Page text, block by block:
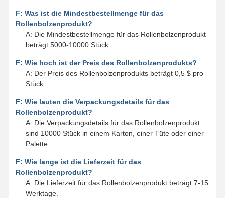
F: Was ist die Mindestbestellmenge für das
Rollenbolzenprodukt?
A: Die Mindestbestellmenge für das Rollenbolzenprodukt
beträgt 5000-10000 Stück.
F: Wie hoch ist der Preis des Rollenbolzenprodukts?
A: Der Preis des Rollenbolzenprodukts beträgt 0,5 $ pro
Stück.
F: Wie lauten die Verpackungsdetails für das
Rollenbolzenprodukt?
A: Die Verpackungsdetails für das Rollenbolzenprodukt
sind 10000 Stück in einem Karton, einer Tüte oder einer
Palette.
F: Wie lange ist die Lieferzeit für das
Rollenbolzenprodukt?
A: Die Lieferzeit für das Rollenbolzenprodukt beträgt 7-15
Werktage.